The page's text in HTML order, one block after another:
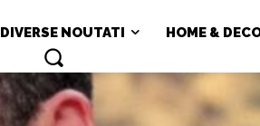
DIVERSE NOUTATI HOME &